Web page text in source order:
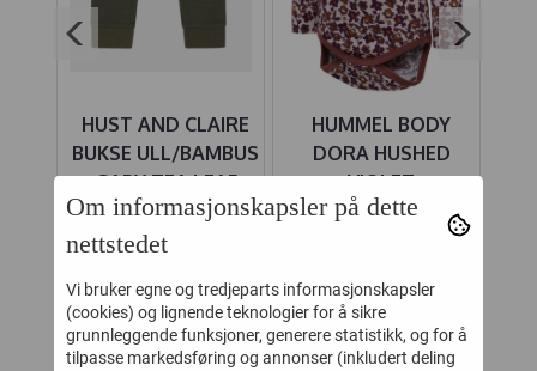
HUST AND CLAIRE
BUKSE ULL/BAMBUS
GABY TEA LEAF
329,-
164,-
Kjøp
HUMMEL BODY
DORA HUSHED
VIOLET
280,-
140,-
Om informasjonskapsler på dette
nettstedet
Vi bruker egne og tredjeparts informasjonskapsler
(cookies) og lignende teknologier for å sikre
grunnleggende funksjoner, generere statistikk, og for å
tilpasse markedsføring og annonser (inkludert deling